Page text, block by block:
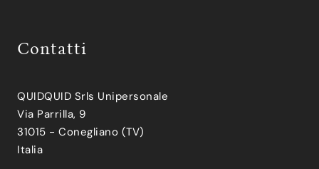
Contatti
QUIDQUID Srls Unipersonale
Via Parrilla, 9
31015 - Conegliano (TV)
Italia